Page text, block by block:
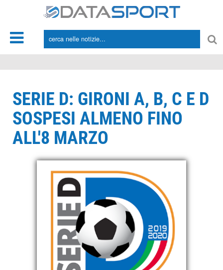
SERIE D: GIRONI A, B, C E D
SOSPESI ALMENO FINO
ALL'8 MARZO